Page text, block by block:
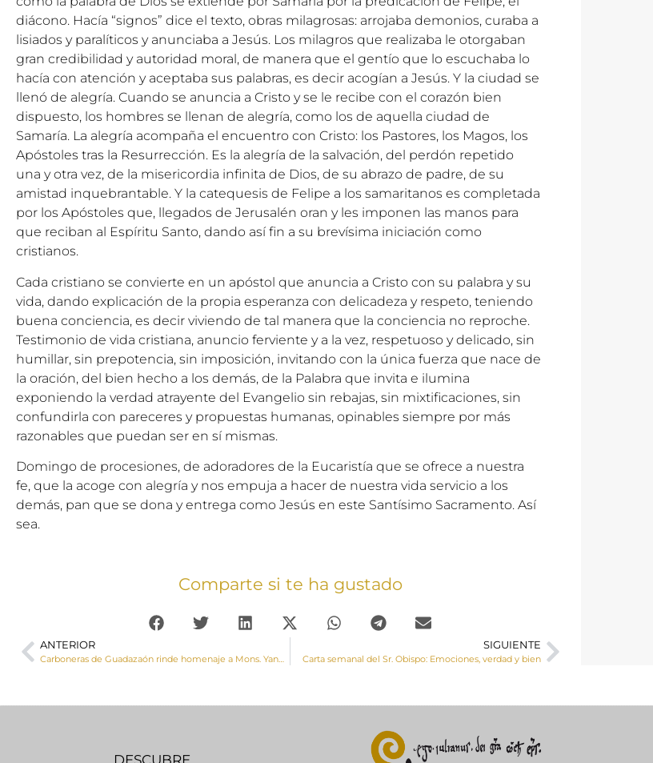
diácono. Hacía “signos” dice el texto, obras milagrosas: arrojaba demonios, curaba a
lisiados y paralíticos y anunciaba a Jesús. Los milagros que realizaba le otorgaban
gran credibilidad y autoridad moral, de manera que el gentío que lo escuchaba lo
hacía con atención y aceptaba sus palabras, es decir acogían a Jesús. Y la ciudad se
llenó de alegría. Cuando se anuncia a Cristo y se le recibe con el corazón bien
dispuesto, los hombres se llenan de alegría, como los de aquella ciudad de
Samaría. La alegría acompaña el encuentro con Cristo: los Pastores, los Magos, los
Apóstoles tras la Resurrección. Es la alegría de la salvación, del perdón repetido
una y otra vez, de la misericordia infinita de Dios, de su abrazo de padre, de su
amistad inquebrantable. Y la catequesis de Felipe a los samaritanos es completada
por los Apóstoles que, llegados de Jerusalén oran y les imponen las manos para
que reciban al Espíritu Santo, dando así fin a su brevísima iniciación como
cristianos.
Cada cristiano se convierte en un apóstol que anuncia a Cristo con su palabra y su
vida, dando explicación de la propia esperanza con delicadeza y respeto, teniendo
buena conciencia, es decir viviendo de tal manera que la conciencia no reproche.
Testimonio de vida cristiana, anuncio ferviente y a la vez, respetuoso y delicado, sin
humillar, sin prepotencia, sin imposición, invitando con la única fuerza que nace de
la oración, del bien hecho a los demás, de la Palabra que invita e ilumina
exponiendo la verdad atrayente del Evangelio sin rebajas, sin mixtificaciones, sin
confundirla con pareceres y propuestas humanas, opinables siempre por más
razonables que puedan ser en sí mismas.
Domingo de procesiones, de adoradores de la Eucaristía que se ofrece a nuestra
fe, que la acoge con alegría y nos empuja a hacer de nuestra vida servicio a los
demás, pan que se dona y entrega como Jesús en este Santísimo Sacramento. Así
sea.
Comparte si te ha gustado
ANTERIOR
Carboneras de Guadazaón rinde homenaje a Mons. Yanguas en el Domingo de Procesiones
SIGUIENTE
Carta semanal del Sr. Obispo: Emociones, verdad y bien